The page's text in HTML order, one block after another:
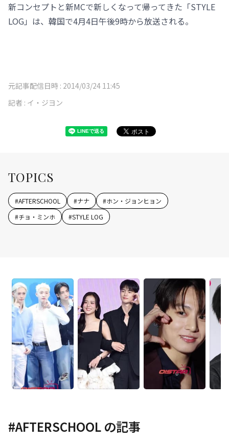
新コンセプトと新MCで新しくなって帰ってきた「STYLE
LOG」は、韓国で4月4日午後9時から放送される。
元記事配信日時 : 2014/03/24 11:45
記者 : イ・ジヨン
TOPICS
#AFTERSCHOOL #ナナ #ホン・ジョンヒョン
#チョ・ミンホ #STYLE LOG
#AFTERSCHOOL の記事